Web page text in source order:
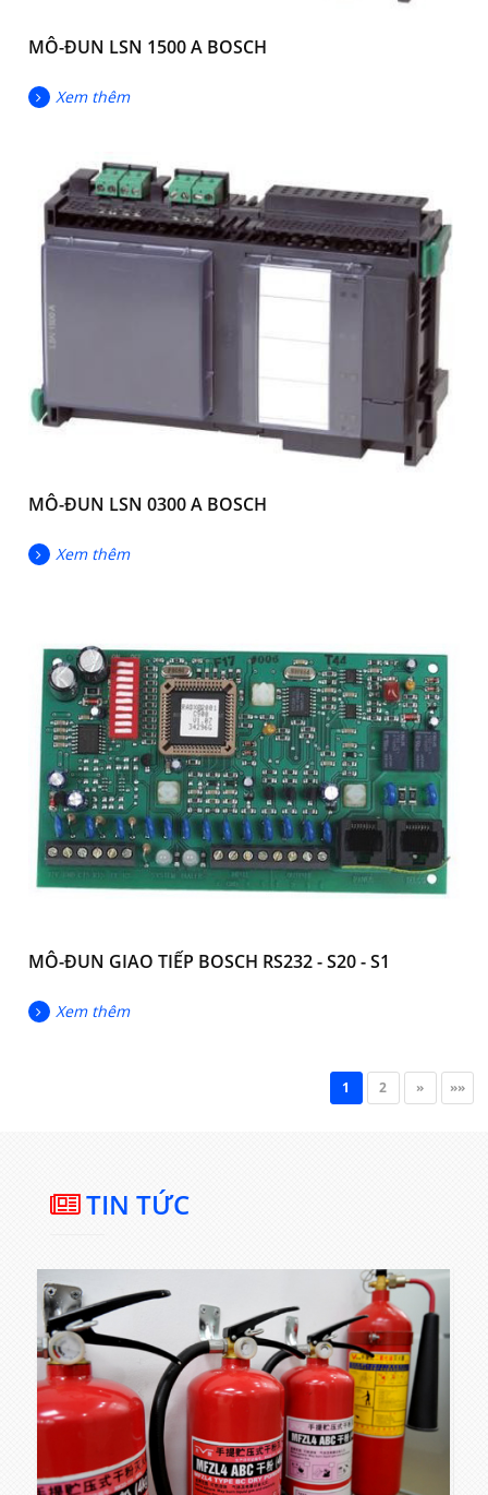
MÔ-ĐUN LSN 1500 A BOSCH
Xem thêm
MÔ-ĐUN LSN 0300 A BOSCH
Xem thêm
MÔ-ĐUN GIAO TIẾP BOSCH RS232 - S20 - S1
Xem thêm
1 2 » »»
TIN TỨC